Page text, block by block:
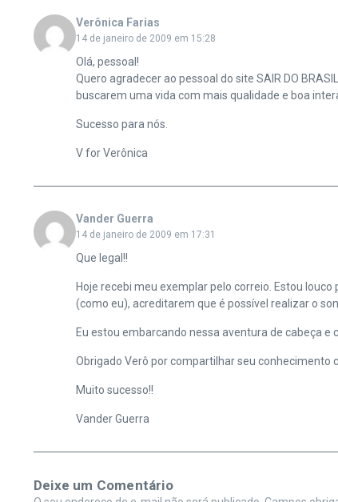
Verônica Farias
14 de janeiro de 2009 em 15:28
Olá, pessoal!
Quero agradecer ao pessoal do site SAIR DO
buscarem uma vida com mais qualidade e boa
Sucesso para nós.
V for Verônica
Vander Guerra
14 de janeiro de 2009 em 17:31
Que legal!!
Hoje recebi meu exemplar pelo correio. Estou
(como eu), acreditarem que é possível realizar o
Eu estou embarcando nessa aventura de cabeça
Obrigado Verô por compartilhar seu conhecimento
Muito sucesso!!
Vander Guerra
Deixe um Comentário